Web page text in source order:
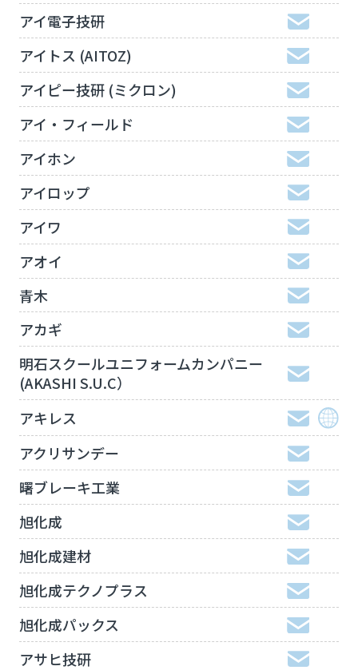
アイ電子技研
アイトス (AITOZ)
アイピー技研 (ミクロン)
アイ・フィールド
アイホン
アイロップ
アイワ
アオイ
青木
アカギ
明石スクールユニフォームカンパニー
(AKASHI S.U.C）
アキレス
アクリサンデー
曙ブレーキ工業
旭化成
旭化成建材
旭化成テクノプラス
旭化成パックス
アサヒ技研